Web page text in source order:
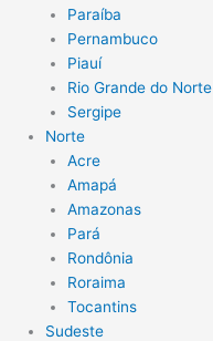
Paraíba
Pernambuco
Piauí
Rio Grande do Norte
Sergipe
Norte
Acre
Amapá
Amazonas
Pará
Rondônia
Roraima
Tocantins
Sudeste